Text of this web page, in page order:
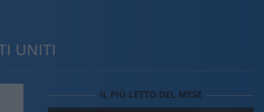
UNITI
IL PIÙ LETTO DEL MESE